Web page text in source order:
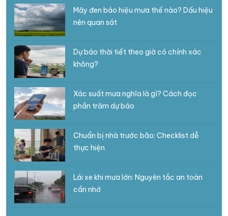
Mây đen báo hiệu mưa thế nào? Dấu hiệu
nên quan sát
Dự báo thời tiết theo giờ có chính xác
không?
Xác suất mưa nghĩa là gì? Cách đọc
phần trăm dự báo
Chuẩn bị nhà trước bão: Checklist dễ
thực hiện
Lái xe khi mưa lớn: Nguyên tắc an toàn
cần nhớ